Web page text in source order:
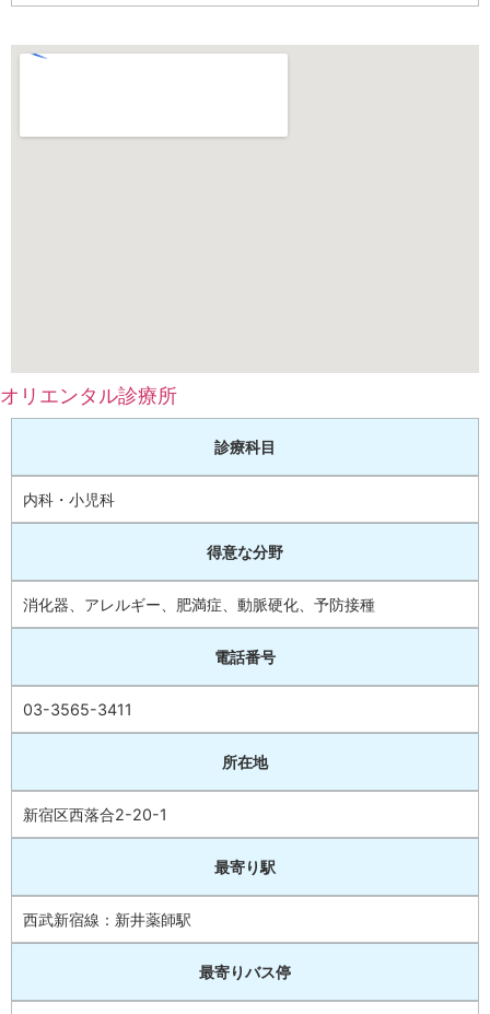
オリエンタル診療所
診療科目
内科・小児科
得意な分野
消化器、アレルギー、肥満症、動脈硬化、予防接種
電話番号
03-3565-3411
所在地
新宿区西落合2-20-1
最寄り駅
西武新宿線：新井薬師駅
最寄りバス停